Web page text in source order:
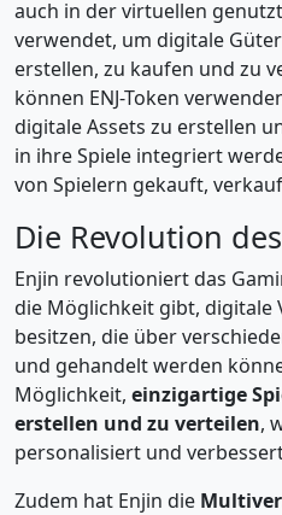
auch in der virtuellen
verwendet, um digitale
erstellen, zu kaufen und zu
können ENJ-Token
digitale Assets zu erstellen
in ihre Spiele integriert
von Spielern gekauft,
Die Revolution
Enjin revolutioniert das
die Möglichkeit gibt, digitale
besitzen, die über
und gehandelt werden
Möglichkeit, einzigartige
erstellen und zu verteilen,
personalisiert und
Zudem hat Enjin die